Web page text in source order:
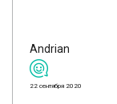
Andrian
22 сентября 2020